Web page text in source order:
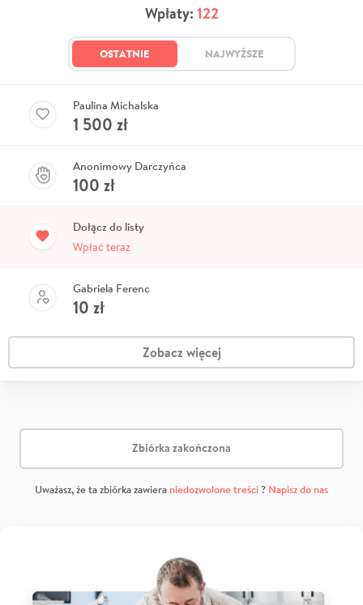
Wpłaty: 122
OSTATNIE NAJWYŻSZE
Paulina Michalska
1 500 zł
Anonimowy Darczyńca
100 zł
Dołącz do listy
Wpłać teraz
Gabriela Ferenc
10 zł
Zobacz więcej
Zbiórka zakończona
Uważasz, że ta zbiórka zawiera niedozwolone treści? Napisz do nas